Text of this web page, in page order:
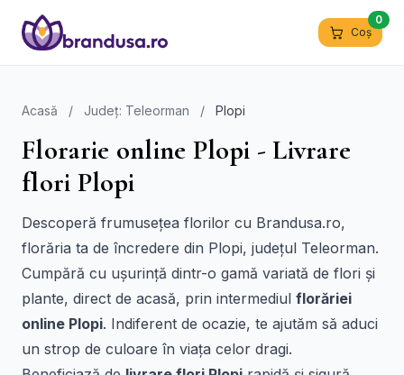
Coș
0
Acasă / Județ: Teleorman / Plopi
Florarie online Plopi - Livrare
flori Plopi
Descoperă frumusețea florilor cu Brandusa.ro,
florăria ta de încredere din Plopi, județul Teleorman.
Cumpără cu ușurință dintr-o gamă variată de flori și
plante, direct de acasă, prin intermediul florăriei
online Plopi. Indiferent de ocazie, te ajutăm să aduci
un strop de culoare în viața celor dragi.